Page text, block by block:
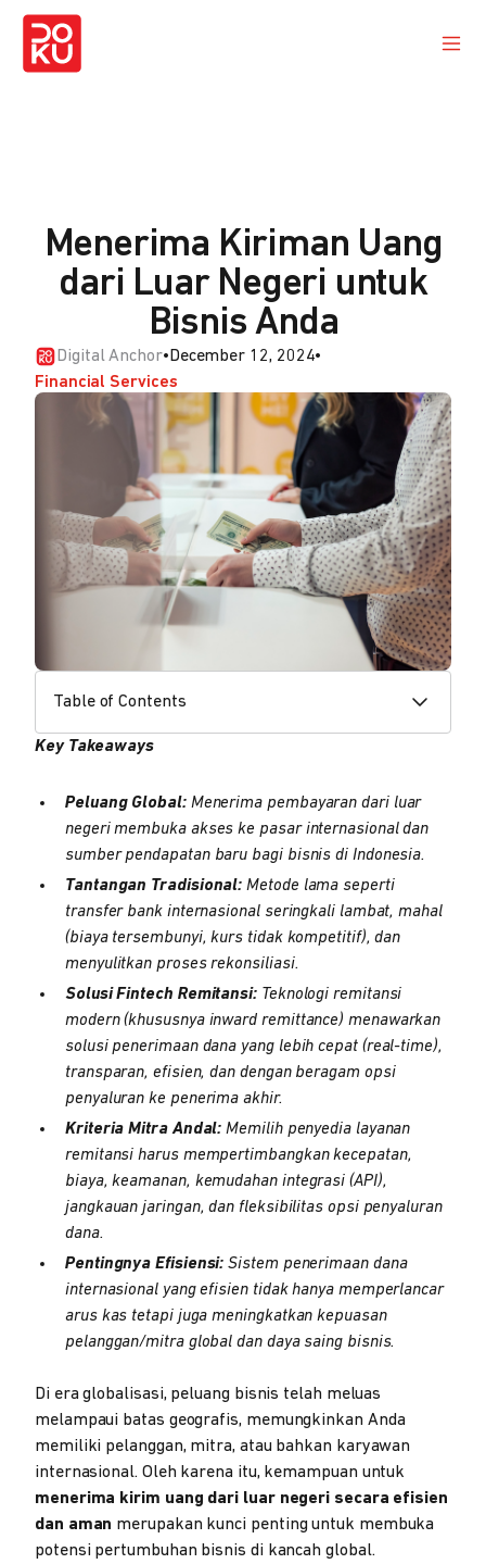
Menerima Kiriman Uang
dari Luar Negeri untuk
Bisnis Anda
Digital Anchor• December 12, 2024•
Financial Services
Table of Contents
Key Takeaways
Peluang Global:Menerima pembayaran dari luar
negeri membuka akses ke pasar internasional dan
sumber pendapatan baru bagi bisnis di Indonesia.
Tantangan Tradisional: Metode lama seperti
transfer bank internasional seringkali lambat, mahal
(biaya tersembunyi, kurs tidak kompetitif), dan
menyulitkan proses rekonsiliasi.
Solusi Fintech Remitansi: Teknologi remitansi
modern (khususnya inward remittance) menawarkan
solusi penerimaan dana yang lebih cepat (real-time),
transparan, efisien, dan dengan beragam opsi
penyaluran ke penerima akhir.
Kriteria Mitra Andal: Memilih penyedia layanan
remitansi harus mempertimbangkan kecepatan,
biaya, keamanan, kemudahan integrasi (API),
jangkauan jaringan, dan fleksibilitas opsi penyaluran
dana.
Pentingnya Efisiensi: Sistem penerimaan dana
internasional yang efisien tidak hanya memperlancar
arus kas tetapi juga meningkatkan kepuasan
pelanggan/mitra global dan daya saing bisnis.
Di era globalisasi, peluang bisnis telah meluas
melampaui batas geografis, memungkinkan Anda
memiliki pelanggan, mitra, atau bahkan karyawan
internasional. Oleh karena itu, kemampuan untuk
menerima kirim uang dari luar negeri secara efisien
dan aman merupakan kunci penting untuk membuka
potensi pertumbuhan bisnis di kancah global.